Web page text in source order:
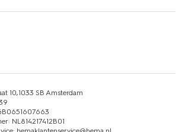
10,1033 SB Amsterdam
NL814217412B01